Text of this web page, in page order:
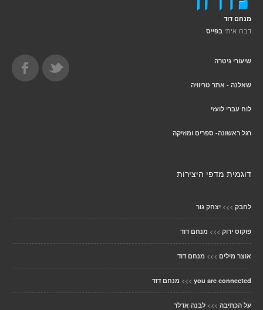
מנחם דוד
דברו איתי בפייס
שיעורי גיטרה
שאלנה - אתר טריוויה
לוח עברי לועזי
רגל ראשונה- ספרים ומוזיקה
דוגמית מדפי היצירות
לחבק >>> יצחק גור
פוקוס ירוק >>> מנחם דוד
אוצר מילים >>> מנחם דוד
you are connected
>>> מנחם דוד
על הכתיבה >>> לבנה אדלר